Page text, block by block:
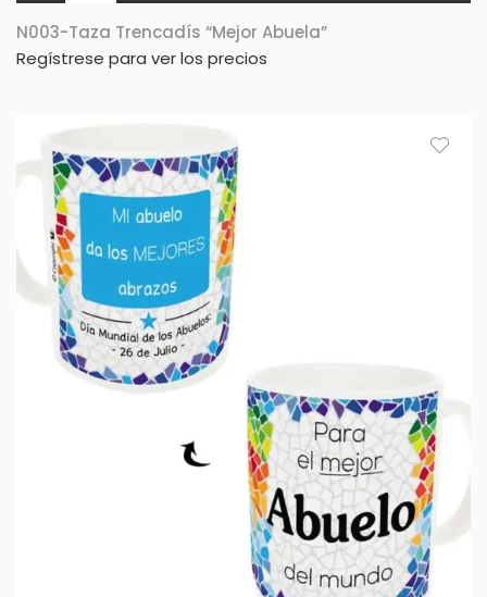
N003-Taza Trencadís “Mejor Abuela”
Regístrese para ver los precios